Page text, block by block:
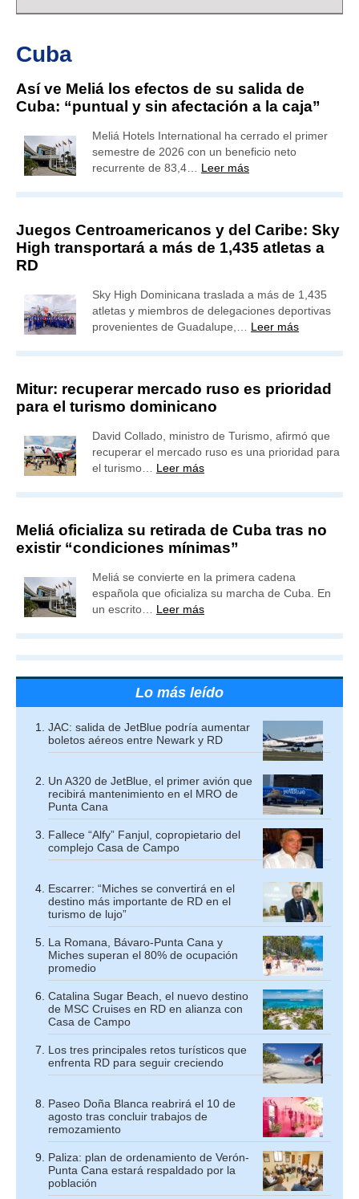
Cuba
Así ve Meliá los efectos de su salida de
Cuba: “puntual y sin afectación a la caja”
Meliá Hotels International ha cerrado el primer
semestre de 2026 con un beneficio neto
recurrente de 83,4… Leer más
Juegos Centroamericanos y del Caribe: Sky
High transportará a más de 1,435 atletas a
RD
Sky High Dominicana traslada a más de 1,435
atletas y miembros de delegaciones deportivas
provenientes de Guadalupe,… Leer más
Mitur: recuperar mercado ruso es prioridad
para el turismo dominicano
David Collado, ministro de Turismo, afirmó que
recuperar el mercado ruso es una prioridad para
el turismo… Leer más
Meliá oficializa su retirada de Cuba tras no
existir “condiciones mínimas”
Meliá se convierte en la primera cadena
española que oficializa su marcha de Cuba. En
un escrito… Leer más
Lo más leído
JAC: salida de JetBlue podría aumentar
boletos aéreos entre Newark y RD
Un A320 de JetBlue, el primer avión que
recibirá mantenimiento en el MRO de
Punta Cana
Fallece “Alfy” Fanjul, copropietario del
complejo Casa de Campo
Escarrer: “Miches se convertirá en el
destino más importante de RD en el
turismo de lujo”
La Romana, Bávaro-Punta Cana y
Miches superan el 80% de ocupación
promedio
Catalina Sugar Beach, el nuevo destino
de MSC Cruises en RD en alianza con
Casa de Campo
Los tres principales retos turísticos que
enfrenta RD para seguir creciendo
Paseo Doña Blanca reabrirá el 10 de
agosto tras concluir trabajos de
remozamiento
Paliza: plan de ordenamiento de Verón-
Punta Cana estará respaldado por la
población